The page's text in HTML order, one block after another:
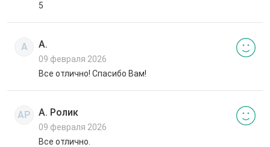
5
А А.
09 февраля 2026
Все отлично! Спасибо Вам!
АР А. Ролик
09 февраля 2026
Все отлично.